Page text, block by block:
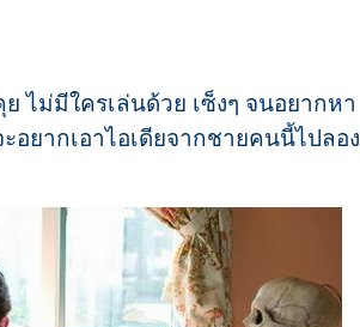
ไม่มีใครเล่นด้วย เซ็งๆ จนอยากหา
ยากเอาไอเดียจากชายคนนี้ไปลอง